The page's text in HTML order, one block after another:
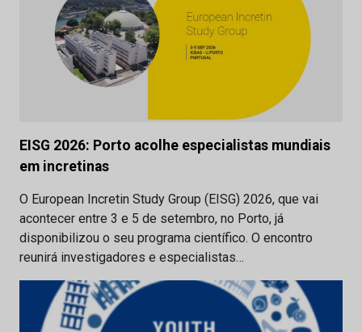
EISG 2026: Porto acolhe especialistas mundiais
em incretinas
O European Incretin Study Group (EISG) 2026, que vai
acontecer entre 3 e 5 de setembro, no Porto, já
disponibilizou o seu programa científico. O encontro
reunirá investigadores e especialistas…